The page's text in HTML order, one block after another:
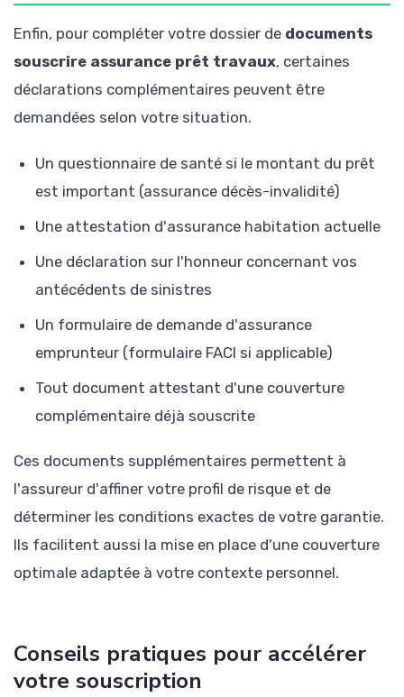
Enfin, pour compléter votre dossier de documents
souscrire assurance prêt travaux, certaines
déclarations complémentaires peuvent être
demandées selon votre situation.
Un questionnaire de santé si le montant du prêt
est important (assurance décès-invalidité)
Une attestation d'assurance habitation actuelle
Une déclaration sur l'honneur concernant vos
antécédents de sinistres
Un formulaire de demande d'assurance
emprunteur (formulaire FACI si applicable)
Tout document attestant d'une couverture
complémentaire déjà souscrite
Ces documents supplémentaires permettent à
l'assureur d'affiner votre profil de risque et de
déterminer les conditions exactes de votre garantie.
Ils facilitent aussi la mise en place d'une couverture
optimale adaptée à votre contexte personnel.
Conseils pratiques pour accélérer
votre souscription